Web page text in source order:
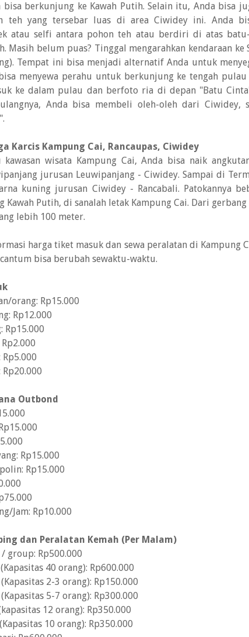
bisa berkunjung ke Kawah Putih. Selain itu, Anda bisa
teh yang tersebar luas di area Ciwidey ini. Anda
atau selfi antara pohon teh atau berdiri di atas
Masih belum puas? Tinggal mengarahkan kendaraan ke
Tempat ini bisa menjadi alternatif Anda untuk
menyewa perahu untuk berkunjung ke tengah
ke dalam pulau dan berfoto ria di depan "Batu
Anda bisa membeli oleh-oleh dari Ciwidey,
Karcis Kampung Cai, Rancaupas, Ciwidey
wisata Kampung Cai, Anda bisa naik
jurusan Leuwipanjang - Ciwidey. Sampai di
kuning jurusan Ciwidey - Rancabali. Patokannya
Kawah Putih, di sanalah letak Kampung Cai. Dari gerbang
lebih 100 meter.
harga tiket masuk dan sewa peralatan di Kampung
bisa berubah sewaktu-waktu.
orang: Rp15.000
Rp12.000
Rp15.000
Outbond
Rp15.000
Rp15.000
Jam: Rp10.000
dan Peralatan Kemah (Per Malam)
group: Rp500.000
40 orang): Rp600.000
2-3 orang): Rp150.000
5-7 orang): Rp300.000
12 orang): Rp350.000
10 orang): Rp350.000